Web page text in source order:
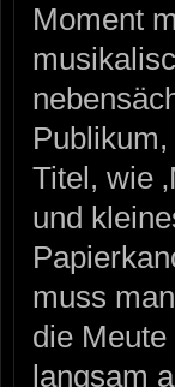
Moment
Titel, wie
und
muss
die
langsam